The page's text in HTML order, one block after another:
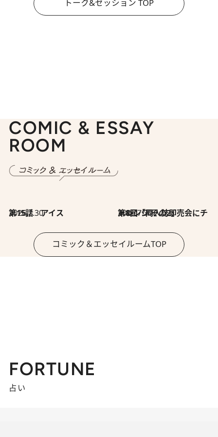
トーク&セッション TOP
COMIC & ESSAY
ROOM
2026.7.30
第15話 アイス 2026.7.30
第8回「同人誌即売会にチャレンジ その2」
コミック＆エッセイルームTOP
FORTUNE
占い